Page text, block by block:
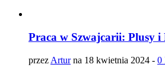
Praca w Szwajcarii: Plusy i
przez Arturna 18 kwietnia 2024 - 0